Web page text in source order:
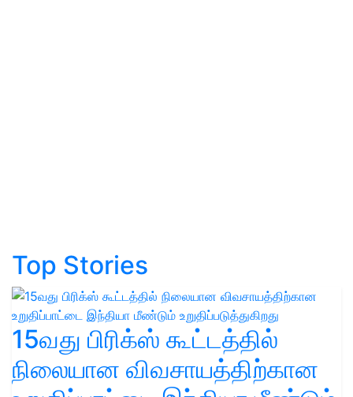
Top Stories
15வது பிரிக்ஸ் கூட்டத்தில்
நிலையான விவசாயத்திற்கான